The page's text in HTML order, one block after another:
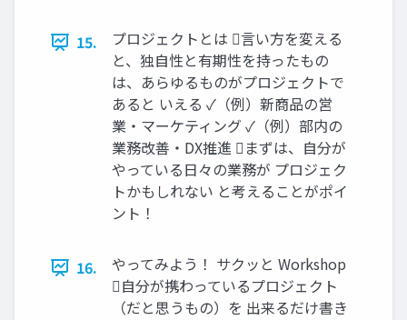
15.
プロジェクトとは 言い方を変える
と、独自性と有期性を持ったもの
は、あらゆるものがプロジェクトで
あると いえる ✓（例）新商品の営
業・マーケティング ✓（例）部内の
業務改善・DX推進 まずは、自分が
やっている日々の業務が プロジェク
トかもしれない と考えることがポイ
ント！
16.
やってみよう！ サクッと Workshop
自分が携わっているプロジェクト
（だと思うもの）を 出来るだけ書き